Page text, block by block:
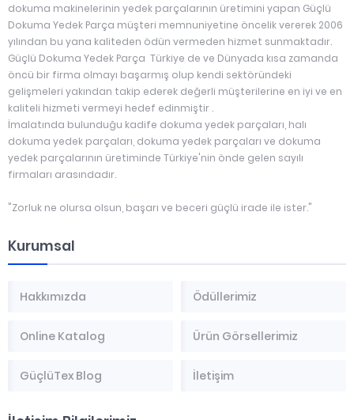
dokuma makinelerinin yedek parçalarının üretimini yapan Güçlü
Dokuma Yedek Parça müşteri memnuniyetine öncelik vererek 2006
yılından bu yana kaliteden ödün vermeden hizmet sunmaktadır.
Güçlü Dokuma Yedek Parça Türkiye de ve Dünyada kısa zamanda
öncü bir firma olmayı başarmış olup kendi sektöründeki
gelişmeleri yakından takip ederek değerli müşterilerine en iyi ve en
kaliteli hizmeti vermeyi hedef edinmiştir .
İmalatında bulunduğu kadife dokuma yedek parçaları, halı
dokuma yedek parçaları, dokuma yedek parçaları ve dokuma
yedek parçalarının üretiminde Türkiye'nin önde gelen sayılı
firmaları arasındadır.
"Zorluk ne olursa olsun, başarı ve beceri güçlü irade ile ister."
Kurumsal
Hakkımızda Ödüllerimiz
Online Katalog Ürün Görsellerimiz
GüçlüTex Blog İletişim